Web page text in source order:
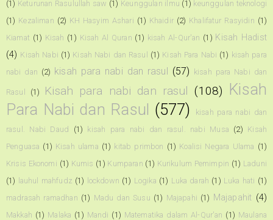
(1) Keturunan Rasulullah saw (1) Keunggulan ilmu (1) keunggulan teknologi
(1) Kezaliman (2) KH Hasyim Ashari (1) Khaidir (2) Khalifatur Rasyidin (1)
Kiamat (1) Kisah (1) Kisah Al Quran (1) kisah Al-Qur'an (1) Kisah Hadist
(4) Kisah Nabi (1) Kisah Nabi dan Rasul (1) Kisah Para Nabi (1) kisah para
nabi dan (2) kisah para nabi dan rasul (57) kisah para Nabi dan
Rasul (1) Kisah para nabi dan rasul (108) Kisah
Para Nabi dan Rasul (577)
kisah para nabi dan
rasul. Nabi Daud
(1) kisah para nabi dan rasul. nabi Musa (2) Kisah
Penguasa (1) Kisah ulama (1) kitab primbon (1) Koalisi Negara Ulama (1)
Krisis Ekonomi (1) Kumis (1) Kumparan (1) Kurikulum Pemimpin (1) Laduni
(1) lauhul mahfudz (1) lockdown (1) Logika (1) Luka darah (1) Luka hati (1)
madrasah ramadhan (1) Madu dan Susu (1) Majapahi (1) Majapahit (4)
Makkah (1) Malaka (1) Mandi (1) Matematika dalam Al-Qur'an (1) Maulana